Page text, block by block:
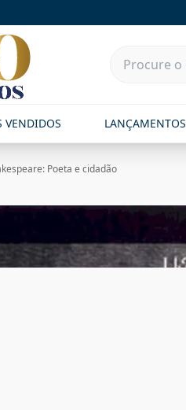
VENDIDOS LANÇAMENTOS
Poeta e cidadão